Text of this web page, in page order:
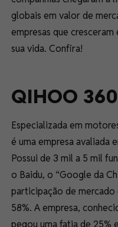
globais em valor de
empresas que
sua vida. Confira!
QIHOO 360
Especializada em
é uma empresa avaliada
Possui de 3 mil a 5 mil
o Baidu, o “Google da
participação de mercado
58%. A empresa,
pegou uma fatia de 25%